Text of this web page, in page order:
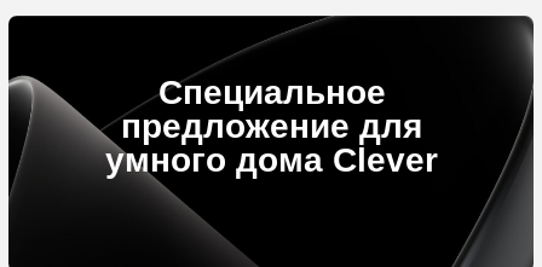
Специальное
предложение для
умного дома Clever